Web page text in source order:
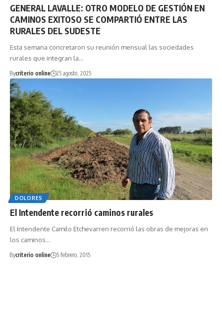
GENERAL LAVALLE: OTRO MODELO DE GESTIÓN EN
CAMINOS EXITOSO SE COMPARTIÓ ENTRE LAS
RURALES DEL SUDESTE
Esta semana concretaron su reunión mensual las sociedades
rurales que integran la…
Bycriterio online 25 agosto, 2025
DOLORES
El Intendente recorrió caminos rurales
El Intendente Camilo Etchevarren recorrió las obras de mejoras en
los caminos…
Bycriterio online 5 febrero, 2015